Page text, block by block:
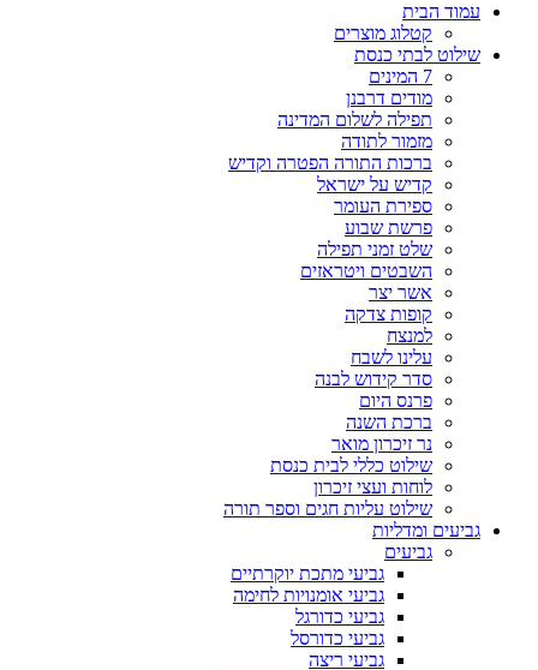
עמוד הבית
קטלוג מוצרים
שילוט לבתי כנסת
7 המינים
מודים דרבנן
תפילה לשלום המדינה
מזמור לתודה
ברכות התורה הפטרה וקדיש
קדיש על ישראל
ספירת העומר
פרשת שבוע
שלט זמני תפילה
השבטים ויטראזים
אשר יצר
קופות צדקה
למנצח
עלינו לשבח
סדר קידוש לבנה
פרנס היום
ברכת השנה
נר זיכרון מואר
שילוט כללי לבית כנסת
לוחות ועצי זיכרון
שילוט עליות חגים וספר תורה
גביעים ומדליות
גביעים
גביעי מתכת יוקרתיים
גביעי אומנויות לחימה
גביעי כדורגל
גביעי כדורסל
גביעי ריצה